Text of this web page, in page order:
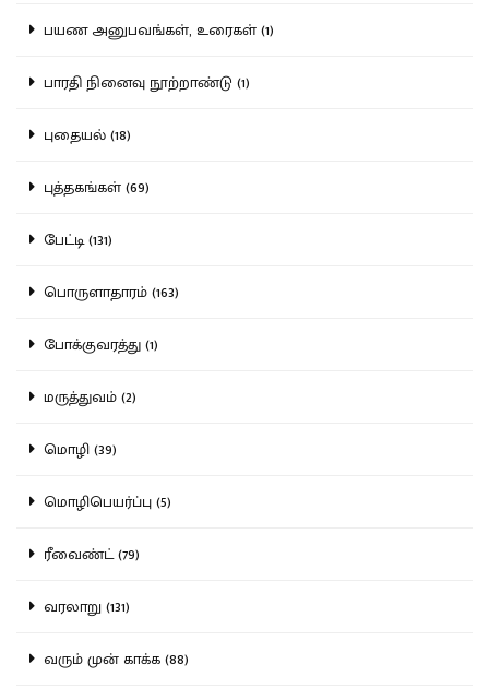
பயண அனுபவங்கள், உரைகள் (1)
பாரதி நினைவு நூற்றாண்டு (1)
புதையல் (18)
புத்தகங்கள் (69)
பேட்டி (131)
பொருளாதாரம் (163)
போக்குவரத்து (1)
மருத்துவம் (2)
மொழி (39)
மொழிபெயர்ப்பு (5)
ரீவைண்ட் (79)
வரலாறு (131)
வரும் முன் காக்க (88)